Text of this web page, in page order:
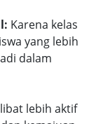
Karena kelas
yang lebih
dalam
lebih aktif